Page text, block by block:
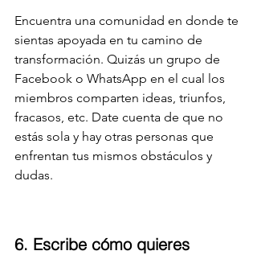
Encuentra una comunidad en donde te
sientas apoyada en tu camino de
transformación. Quizás un grupo de
Facebook o WhatsApp en el cual los
miembros comparten ideas, triunfos,
fracasos, etc. Date cuenta de que no
estás sola y hay otras personas que
enfrentan tus mismos obstáculos y
dudas.
6. Escribe cómo quieres